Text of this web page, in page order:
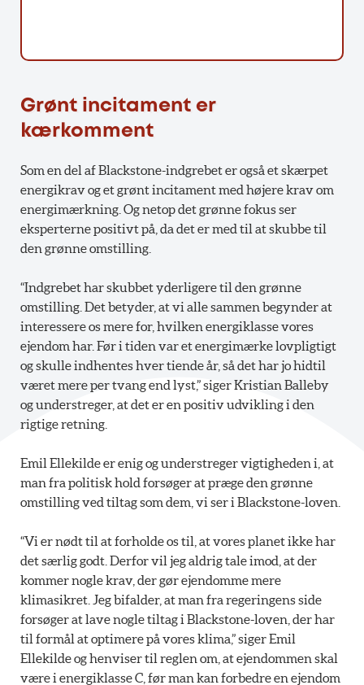
Grønt incitament er
kærkomment
Som en del af Blackstone-indgrebet er også et skærpet
energikrav og et grønt incitament med højere krav om
energimærkning. Og netop det grønne fokus ser
eksperterne positivt på, da det er med til at skubbe til
den grønne omstilling.
“Indgrebet har skubbet yderligere til den grønne
omstilling. Det betyder, at vi alle sammen begynder at
interessere os mere for, hvilken energiklasse vores
ejendom har. Før i tiden var et energimærke lovpligtigt
og skulle indhentes hver tiende år, så det har jo hidtil
været mere per tvang end lyst,” siger Kristian Balleby
og understreger, at det er en positiv udvikling i den
rigtige retning.
Emil Ellekilde er enig og understreger vigtigheden i, at
man fra politisk hold forsøger at præge den grønne
omstilling ved tiltag som dem, vi ser i Blackstone-loven.
“Vi er nødt til at forholde os til, at vores planet ikke har
det særlig godt. Derfor vil jeg aldrig tale imod, at der
kommer nogle krav, der gør ejendomme mere
klimasikret. Jeg bifalder, at man fra regeringens side
forsøger at lave nogle tiltag i Blackstone-loven, der har
til formål at optimere på vores klima,” siger Emil
Ellekilde og henviser til reglen om, at ejendommen skal
være i energiklasse C, før man kan forbedre en ejendom